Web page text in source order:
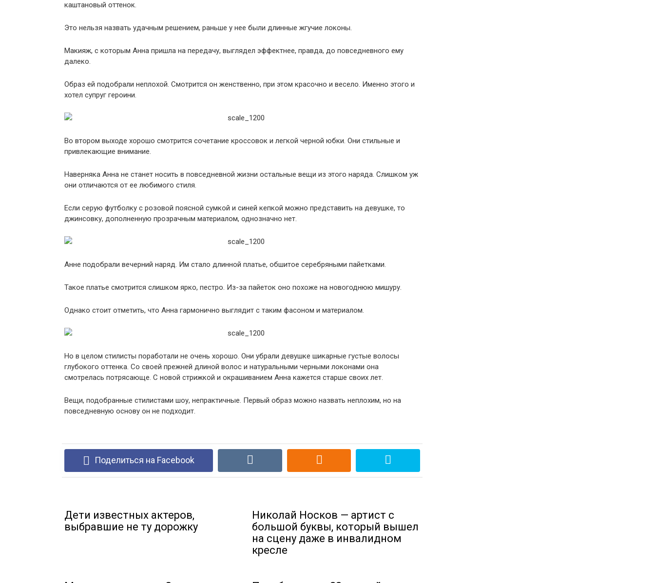
каштановый оттенок.
Это нельзя назвать удачным решением, раньше у нее были длинные жгучие локоны.
Макияж, с которым Анна пришла на передачу, выглядел эффектнее, правда, до повседневного ему
далеко.
Образ ей подобрали неплохой. Смотрится он женственно, при этом красочно и весело. Именно этого и
хотел супруг героини.
Во втором выходе хорошо смотрится сочетание кроссовок и легкой черной юбки. Они стильные и
привлекающие внимание.
Наверняка Анна не станет носить в повседневной жизни остальные вещи из этого наряда. Слишком уж
они отличаются от ее любимого стиля.
Если серую футболку с розовой поясной сумкой и синей кепкой можно представить на девушке, то
джинсовку, дополненную прозрачным материалом, однозначно нет.
Анне подобрали вечерний наряд. Им стало длинной платье, обшитое серебряными пайетками.
Такое платье смотрится слишком ярко, пестро. Из-за пайеток оно похоже на новогоднюю мишуру.
Однако стоит отметить, что Анна гармонично выглядит с таким фасоном и материалом.
Но в целом стилисты поработали не очень хорошо. Они убрали девушке шикарные густые волосы
глубокого оттенка. Со своей прежней длиной волос и натуральными черными локонами она
смотрелась потрясающе. С новой стрижкой и окрашиванием Анна кажется старше своих лет.
Вещи, подобранные стилистами шоу, непрактичные. Первый образ можно назвать неплохим, но на
повседневную основу он не подходит.
Поделиться на Facebook
Дети известных актеров,
выбравшие не ту дорожку
Николай Носков — артист с
большой буквы, который вышел
на сцену даже в инвалидном
кресле